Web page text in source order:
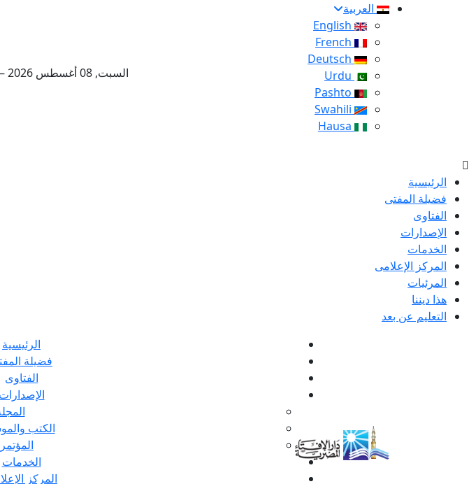
العربية
السبت, 08 أغسطس 2026 – 25 صفر 1448 هـ
الرئيسية
فضيلة المفتى
الفتاوى
الإصدارات
الخدمات
المركز الإعلامى
المرئيات
هذا ديننا
التعليم عن بعد
الرئيسية
فضيلة
الفتاوى
الإصدارات
الكتب
الخدمات
المركز